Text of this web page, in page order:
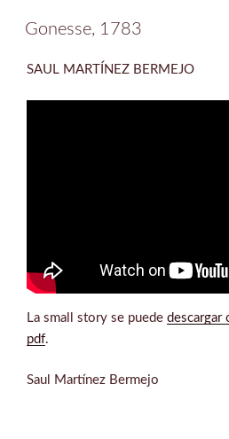
Gonesse, 1783
SAUL MARTÍNEZ BERMEJO
La small story se puede descargar
pdf.
Saul Martínez Bermejo